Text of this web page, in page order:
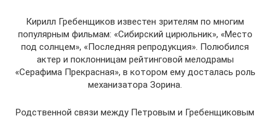
Кирилл Гребенщиков известен зрителям по многим
популярным фильмам: «Сибирский цирюльник», «Место
под солнцем», «Последняя репродукция». Полюбился
актер и поклонницам рейтинговой мелодрамы
«Серафима Прекрасная», в котором ему досталась роль
механизатора Зорина.
Родственной связи между Петровым и Гребенщиковым